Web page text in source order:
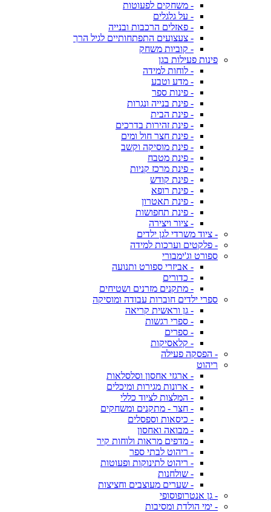
- משחקים לפעוטות
- על גלגלים
- פאזלים הרכבות ובנייה
- צעצועים התפתחותיים לגיל הרך
- קוביות משחק
פינות פעילות בגן
- לוחות למידה
- מדע וטבע
- פינות ספר
- פינת בנייה ונגרות
- פינת הבית
- פינת זהירות בדרכים
- פינת חצר חול ומים
- פינת מוסיקה וקשב
- פינת מטבח
- פינת מרכז קניות
- פינת קודש
- פינת רופא
- פינת תאטרון
- פינת תחפושות
- ציור ויצירה
- ציוד משרדי לגן ילדים
- פלקטים וערכות למידה
ספורט וג'ימבורי
- אביזרי ספורט ותנועה
- כדורים
- מתקנים מזרנים ושטיחים
ספרי ילדים חוברות עבודה ומוסיקה
- גן וראשית קריאה
- ספרי רגשות
- ספרים
- קלאסיקות
- הפסקה פעילה
ריהוט
- ארגזי אחסון וסלסלאות
- ארונות מגירות ומיכלים
- המלצות לציוד כללי
- חצר - מתקנים ומשחקים
- כיסאות וספסלים
- מבואה ואחסון
- מדפים מראות ולוחות קיר
- ריהוט לבתי ספר
- ריהוט לתינוקות ופעוטות
- שולחנות
- שערים מעוצבים וחציצות
- גן אנטרופוסופי
- ימי הולדת ומסיבות